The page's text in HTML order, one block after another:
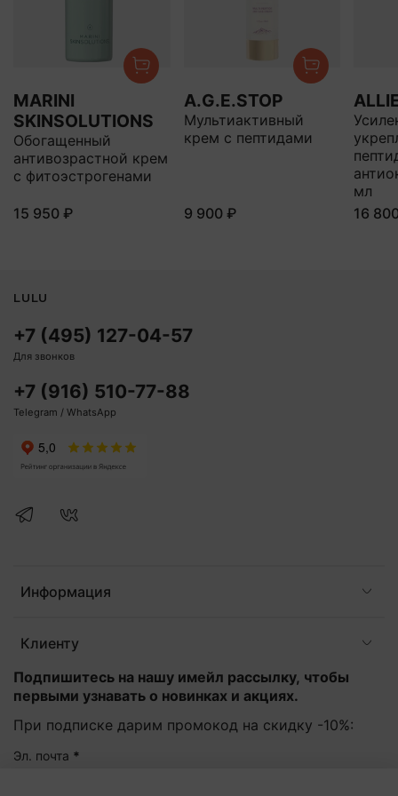
MARINI
SKINSOLUTIONS
Обогащенный
антивозрастной крем
с фитоэстрогенами
15 950 ₽
A.G.E.STOP
Мультиактивный
крем с пептидами
9 900 ₽
мл
16
Информация
Клиенту
Подпишитесь на нашу имейл рассылку, чтобы
первыми узнавать о новинках и акциях.
При подписке дарим промокод на скидку -10%:
Эл. почта *
+7 (495) 127-04-57
Для звонков
+7 (916) 510-77-88
Telegram / WhatsApp
LULU